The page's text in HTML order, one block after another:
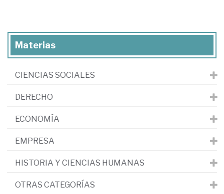
Materias
CIENCIAS SOCIALES
DERECHO
ECONOMÍA
EMPRESA
HISTORIA Y CIENCIAS HUMANAS
OTRAS CATEGORÍAS